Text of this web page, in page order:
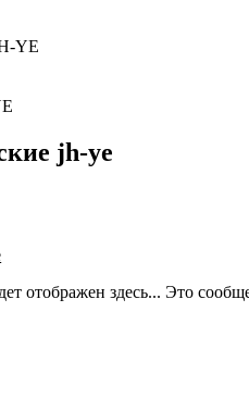
YE
jh-ye
отображен здесь... Это